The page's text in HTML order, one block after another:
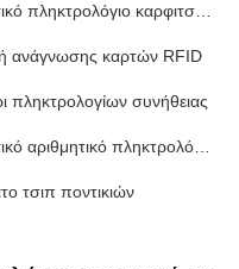
πληκτρολόγιο καρφιτσών
ανάγνωσης καρτών RFID
πληκτρολογίων συνήθειας
αριθμητικό πληκτρολόγιο
τσιπ ποντικιών